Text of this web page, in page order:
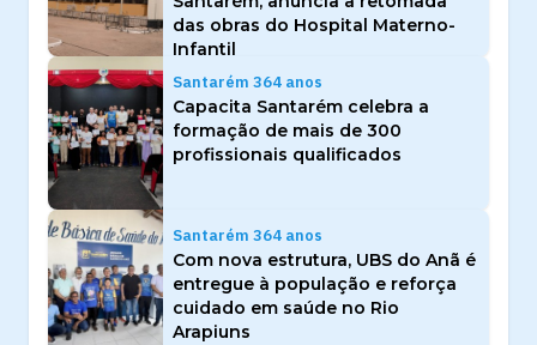
das obras do Hospital Materno-
Infantil
Santarém 364 anos
Capacita Santarém celebra a
formação de mais de 300
profissionais qualificados
Santarém 364 anos
Com nova estrutura, UBS do Anã é
entregue à população e reforça
cuidado em saúde no Rio
Arapiuns